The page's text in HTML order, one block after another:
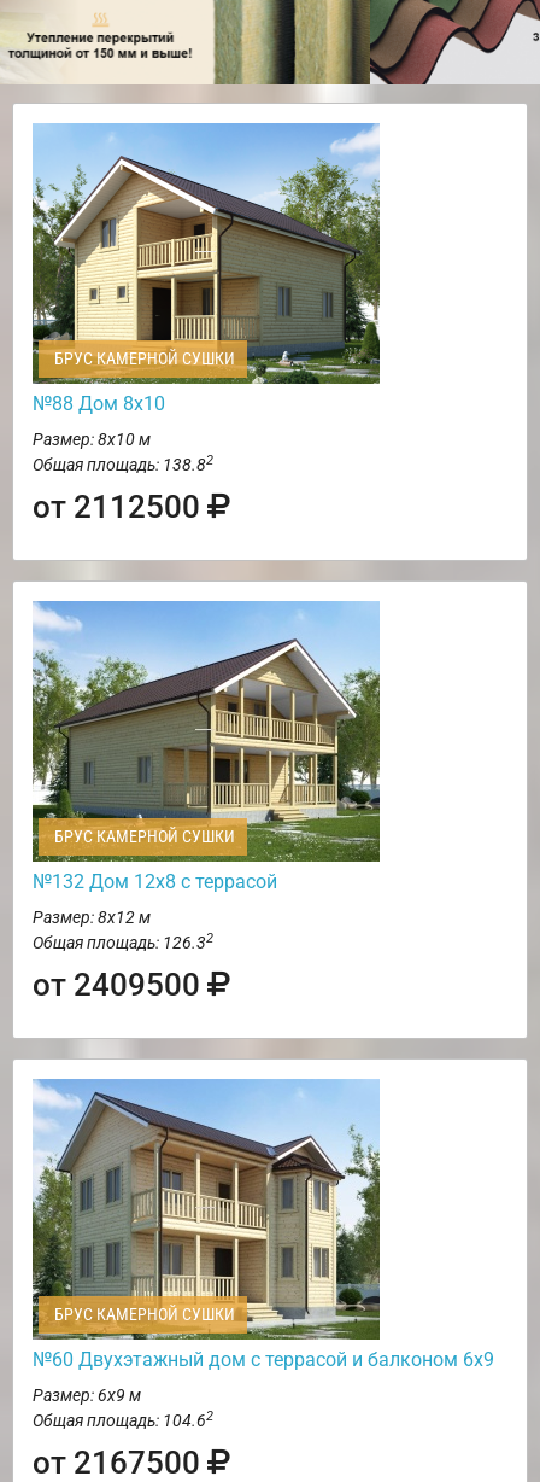
БРУС КАМЕРНОЙ СУШКИ
№88 Дом 8х10
Размер: 8х10 м
Общая площадь: 138.82
от 2112500
БРУС КАМЕРНОЙ СУШКИ
№132 Дом 12х8 с террасой
Размер: 8х12 м
Общая площадь: 126.32
от 2409500
БРУС КАМЕРНОЙ СУШКИ
№60 Двухэтажный дом с террасой и балконом 6х9
Размер: 6х9 м
Общая площадь: 104.62
от 2167500